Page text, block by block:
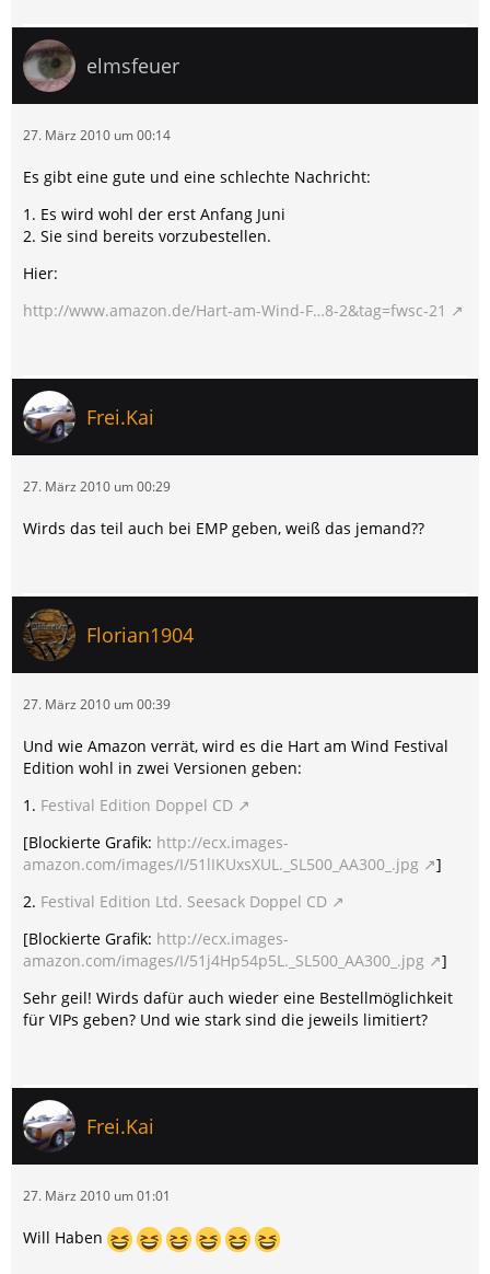
elmsfeuer
27. März 2010 um 00:14
Es gibt eine gute und eine schlechte Nachricht:
1. Es wird wohl der erst Anfang Juni
2. Sie sind bereits vorzubestellen.
Hier:
http://www.amazon.de/Hart-am-Wind-F…8-2&tag=fwsc-21
Frei.Kai
27. März 2010 um 00:29
Wirds das teil auch bei EMP geben, weiß das jemand??
Florian1904
27. März 2010 um 00:39
Und wie Amazon verrät, wird es die Hart am Wind Festival
Edition wohl in zwei Versionen geben:
1. Festival Edition Doppel CD
[Blockierte Grafik: http://ecx.images-
amazon.com/images/I/51lIKUxsXUL._SL500_AA300_.jpg
]
2. Festival Edition Ltd. Seesack Doppel CD
[Blockierte Grafik: http://ecx.images-
amazon.com/images/I/51j4Hp54p5L._SL500_AA300_.jpg
]
Sehr geil! Wirds dafür auch wieder eine Bestellmöglichkeit
für VIPs geben? Und wie stark sind die jeweils limitiert?
Frei.Kai
27. März 2010 um 01:01
Will Haben